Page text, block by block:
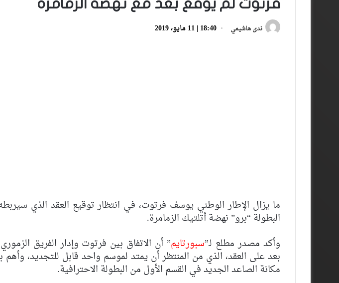
فرتوت لم يوقع بعد مع نهضة الزمامرة
ندى هاشيمي 18:40 | 11 مايو، 2019
ما يزال الإطار الوطني يوسف فرتوت، في انتظار توقيع العقد الذي
البطولة “برو” نهضة أتلتيك الزمامرة.
وأكد مصدر مطلع لـ”سبورتايم” أن الاتفاق بين فرتوت وإدار الفريق
بعد على العقد، الذي من المنتظر أن يمتد لموسم واحد قابل للتجديد،
مكانة الصاعد الجديد في القسم الأول من البطولة الاحترافية.